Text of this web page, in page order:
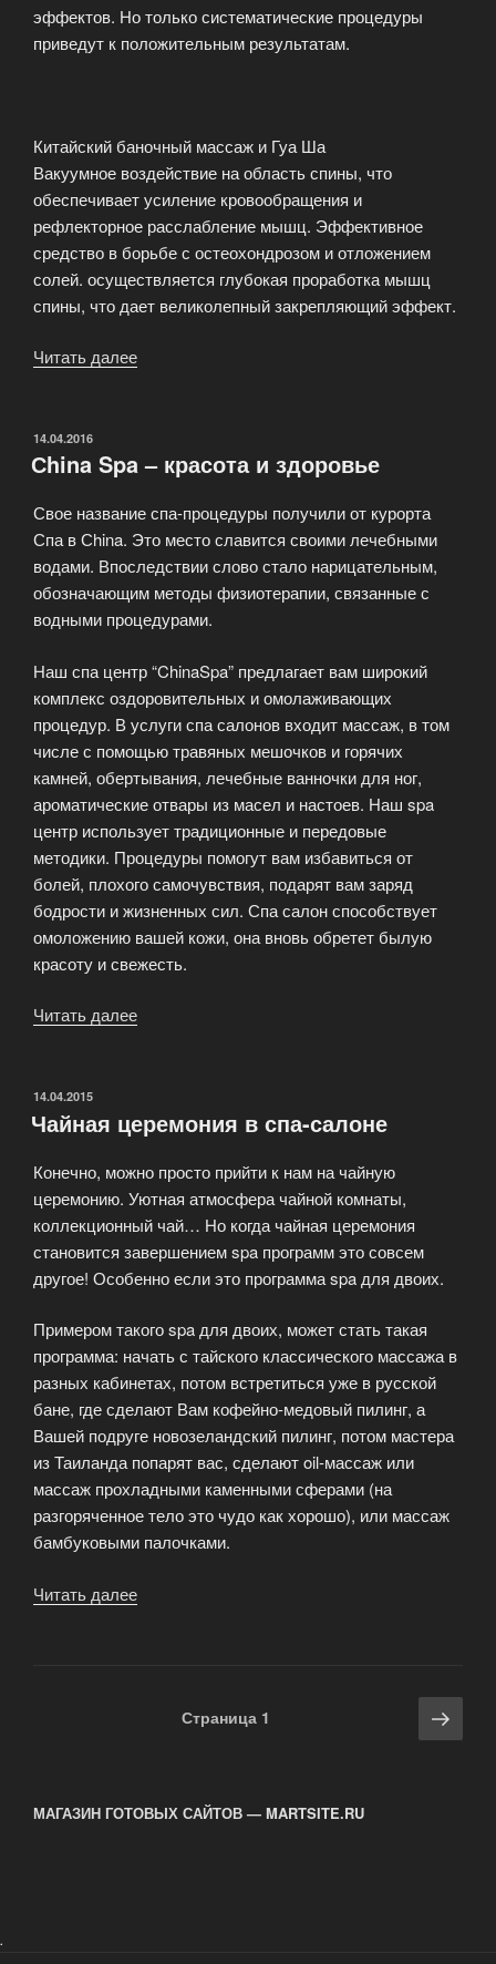
эффектов. Но только систематические процедуры
приведут к положительным результатам.
Китайский баночный массаж и Гуа Ша
Вакуумное воздействие на область спины, что
обеспечивает усиление кровообращения и
рефлекторное расслабление мышц. Эффективное
средство в борьбе с остеохондрозом и отложением
солей. осуществляется глубокая проработка мышц
спины, что дает великолепный закрепляющий эффект.
Читать далее
ОПУБЛИКОВАНО
14.04.2016
Сhina Spa – красота и здоровье
Свое название спа-процедуры получили от курорта
Спа в Сhina. Это место славится своими лечебными
водами. Впоследствии слово стало нарицательным,
обозначающим методы физиотерапии, связанные с
водными процедурами.
Наш спа центр “ChinaSpa” предлагает вам широкий
комплекс оздоровительных и омолаживающих
процедур. В услуги спа салонов входит массаж, в том
числе с помощью травяных мешочков и горячих
камней, обертывания, лечебные ванночки для ног,
ароматические отвары из масел и настоев. Наш spa
центр использует традиционные и передовые
методики. Процедуры помогут вам избавиться от
болей, плохого самочувствия, подарят вам заряд
бодрости и жизненных сил. Спа салон способствует
омоложению вашей кожи, она вновь обретет былую
красоту и свежесть.
Читать далее
и
ОПУБЛИКОВАНО
14.04.2015
Чайная церемония в спа-салоне
Конечно, можно просто прийти к нам на чайную
церемонию. Уютная атмосфера чайной комнаты,
коллекционный чай… Но когда чайная церемония
становится завершением spa программ это совсем
другое! Особенно если это программа spa для двоих.
Примером такого spa для двоих, может стать такая
программа: начать с тайского классического массажа в
разных кабинетах, потом встретиться уже в русской
бане, где сделают Вам кофейно-медовый пилинг, а
Вашей подруге новозеландский пилинг, потом мастера
из Таиланда попарят вас, сделают oil-массаж или
массаж прохладными каменными сферами (на
разгоряченное тело это чудо как хорошо), или массаж
бамбуковыми палочками.
Читать далее
Страница 1
МАГАЗИН ГОТОВЫХ САЙТОВ — MARTSITE.RU
.